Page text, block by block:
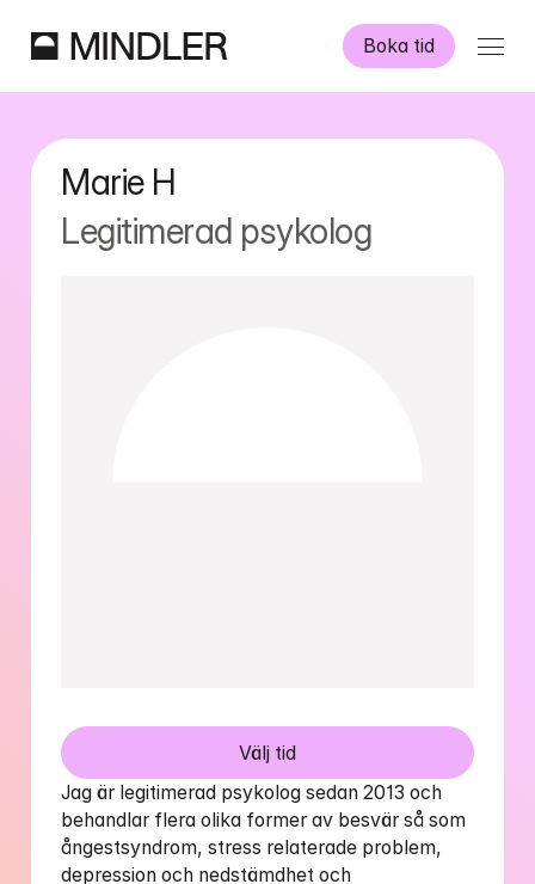
Boka tid
Information
Övriga tjänster
Marie H
Legitimerad psykolog
Välj tid
Jag är legitimerad psykolog sedan 2013 och
behandlar flera olika former av besvär så som
ångestsyndrom, stress relaterade problem,
depression och nedstämdhet och